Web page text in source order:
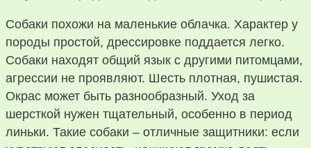
Собаки похожи на маленькие облачка. Характер у
породы простой, дрессировке поддается легко.
Собаки находят общий язык с другими питомцами,
агрессии не проявляют. Шесть плотная, пушистая.
Окрас может быть разнообразный. Уход за
шерсткой нужен тщательный, особенно в период
линьки. Такие собаки – отличные защитники: если